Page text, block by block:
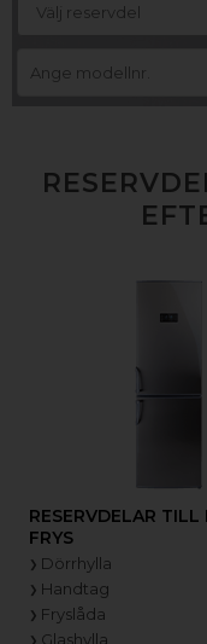
Välj reservdel
RESERVDELAR TILL
FRYS
Dörrhylla
Handtag
Fryslåda
Glashylla